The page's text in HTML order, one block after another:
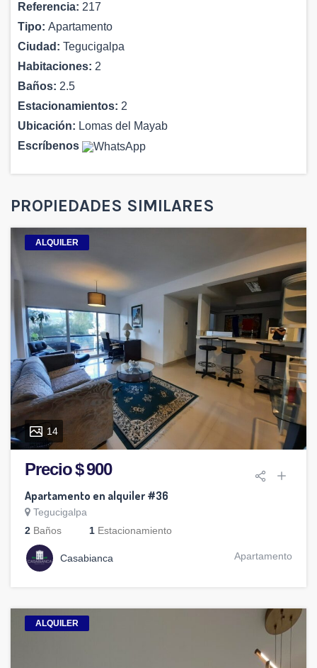
Referencia: 217
Tipo: Apartamento
Ciudad: Tegucigalpa
Habitaciones: 2
Baños: 2.5
Estacionamientos: 2
Ubicación: Lomas del Mayab
Escríbenos
PROPIEDADES SIMILARES
ALQUILER
14
Precio $ 900
Apartamento en alquiler #36
Tegucigalpa
2 Baños 1 Estacionamiento
Casabianca Apartamento
ALQUILER